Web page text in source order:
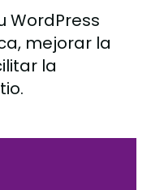
WordPress
mejorar la
la